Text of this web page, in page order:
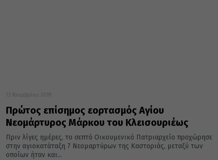
13 Νοεμβρίου 2019
Πρώτος επίσημος εορτασμός Αγίου
Νεομάρτυρος Μάρκου του Κλεισουριέως
Πριν λίγες ημέρες, το σεπτό Οικουμενικό Πατριαρχείο προχώρησε
στην αγιοκατάταξη 7 Νεομαρτύρων της Καστοριάς, μεταξύ των
οποίων ήταν και...